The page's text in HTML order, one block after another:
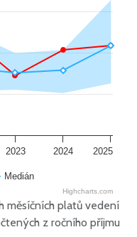
Medián
2023 2024 2025
Highcharts.com
měsíčních platů vedení
z ročního příjmu